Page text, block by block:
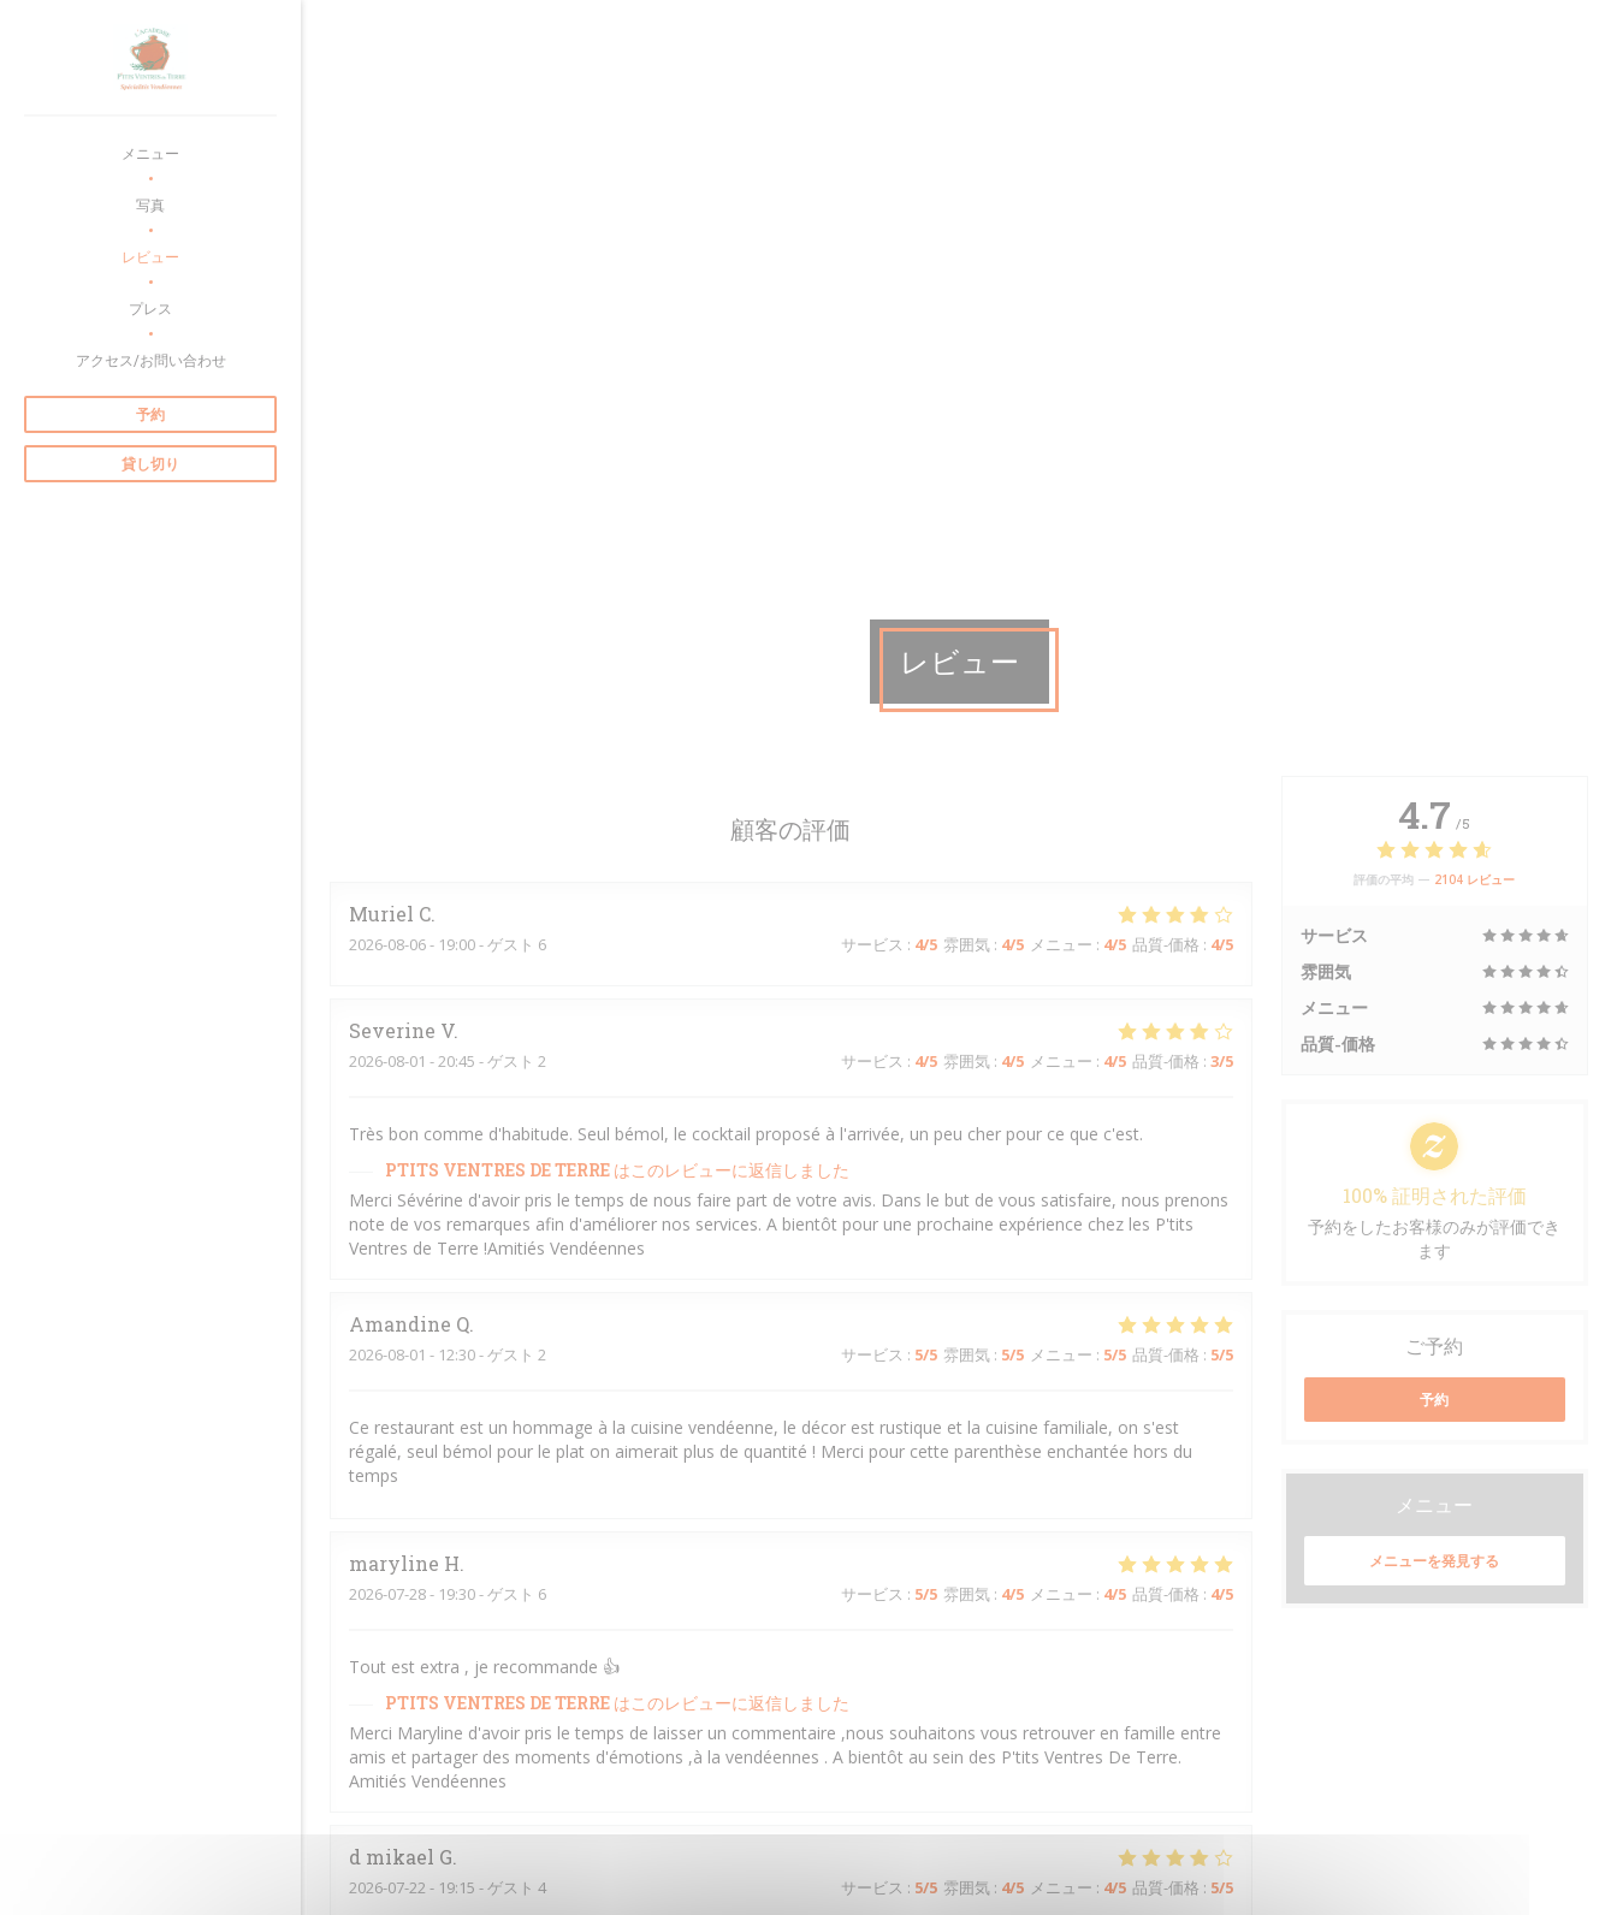
メニュー
写真
レビュー
プレス
アクセス/お問い合わせ
予約
貸し切り
レビュー
顧客の評価
Muriel C
2026-08-06- 19:00 - ゲスト 6 サービス : 4/5 雰囲気: 4/5 メニュー : 4/5 品質-価格 : 4/5
Severine V
2026-08-01 - 20:45 - ゲスト 2 サービス : 4/5 雰囲気: 4/5 メニュー : 4/5 品質-価格 : 3/5
Très bon comme d'habitude. Seul bémol, le cocktail proposé à l'arrivée, un peu cher pour ce que c'est.
PTITS VENTRES DE TERRE はこのレビューに返信しました
Merci Sévérine d'avoir pris le temps de nous faire part de votre avis. Dans le but de vous satisfaire, nous prenons
note de vos remarques afin d'améliorer nos services. A bientôt pour une prochaine expérience chez les P'tits
Ventres de Terre !Amitiés Vendéennes
Amandine Q
2026-08-01 - 12:30 - ゲスト 2 サービス : 5/5 雰囲気: 5/5 メニュー : 5/5 品質-価格 : 5/5
Ce restaurant est un hommage à la cuisine vendéenne, le décor est rustique et la cuisine familiale, on s'est
régalé, seul bémol pour le plat on aimerait plus de quantité ! Merci pour cette parenthèse enchantée hors du
temps
maryline H
2026-07-28- 19:30 - ゲスト 6 サービス : 5/5 雰囲気: 4/5 メニュー : 4/5 品質-価格 : 4/5
Tout est extra , je recommande 👍
PTITS VENTRES DE TERRE はこのレビューに返信しました
Merci Maryline d'avoir pris le temps de laisser un commentaire ,nous souhaitons vous retrouver en famille entre
amis et partager des moments d'émotions ,à la vendéennes . A bientôt au sein des P'tits Ventres De Terre.
Amitiés Vendéennes
d mikael G
2026-07-22- 19:15 - ゲスト 4 サービス : 5/5 雰囲気: 4/5 メニュー : 4/5 品質-価格 : 5/5
4.7 /5
評価の平均 — 2104 レビュー
サービス
雰囲気
メニュー
品質-価格
100% 証明された評価
予約をしたお客様のみが評価でき
ます
ご予約
予約
メニュー
メニューを発見する